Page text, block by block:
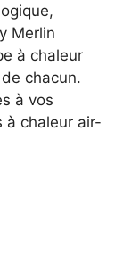
Merlin
à chaleur
chacun.
à vos
à chaleur air-